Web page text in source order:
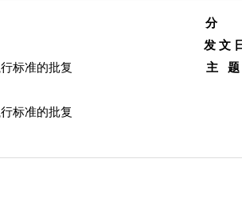
分
发 文
标准的批复
主 题
标准的批复